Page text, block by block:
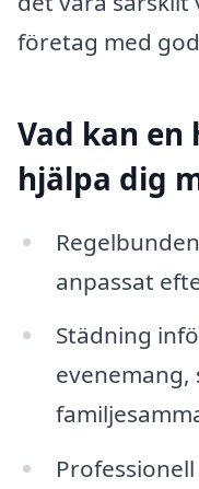
företag med
Vad kan en
hjälpa dig
anpassat
Städning
evenemang,